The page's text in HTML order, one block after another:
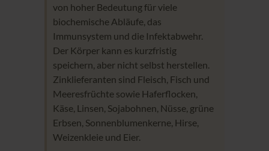
von hoher Bedeutung für viele
biochemische Abläufe, das
Immunsystem und die Infektabwehr.
Der Körper kann es kurzfristig
speichern, aber nicht selbst herstellen.
Zinklieferanten sind Fleisch, Fisch und
Meeresfrüchte sowie Haferflocken,
Käse, Linsen, Sojabohnen, Nüsse, grüne
Erbsen, Sonnenblumenkerne, Hirse,
Weizenkleie und Eier.